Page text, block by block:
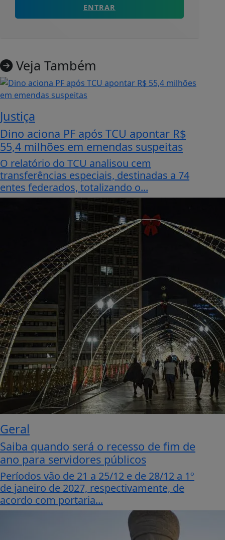
ENTRAR
Veja Também
Justiça
Dino aciona PF após TCU apontar R$
55,4 milhões em emendas suspeitas
O relatório do TCU analisou cem
transferências especiais, destinadas a 74
entes federados, totalizando o...
Geral
Saiba quando será o recesso de fim de
ano para servidores públicos
Períodos vão de 21 a 25/12 e de 28/12 a 1º
de janeiro de 2027, respectivamente, de
acordo com portaria...